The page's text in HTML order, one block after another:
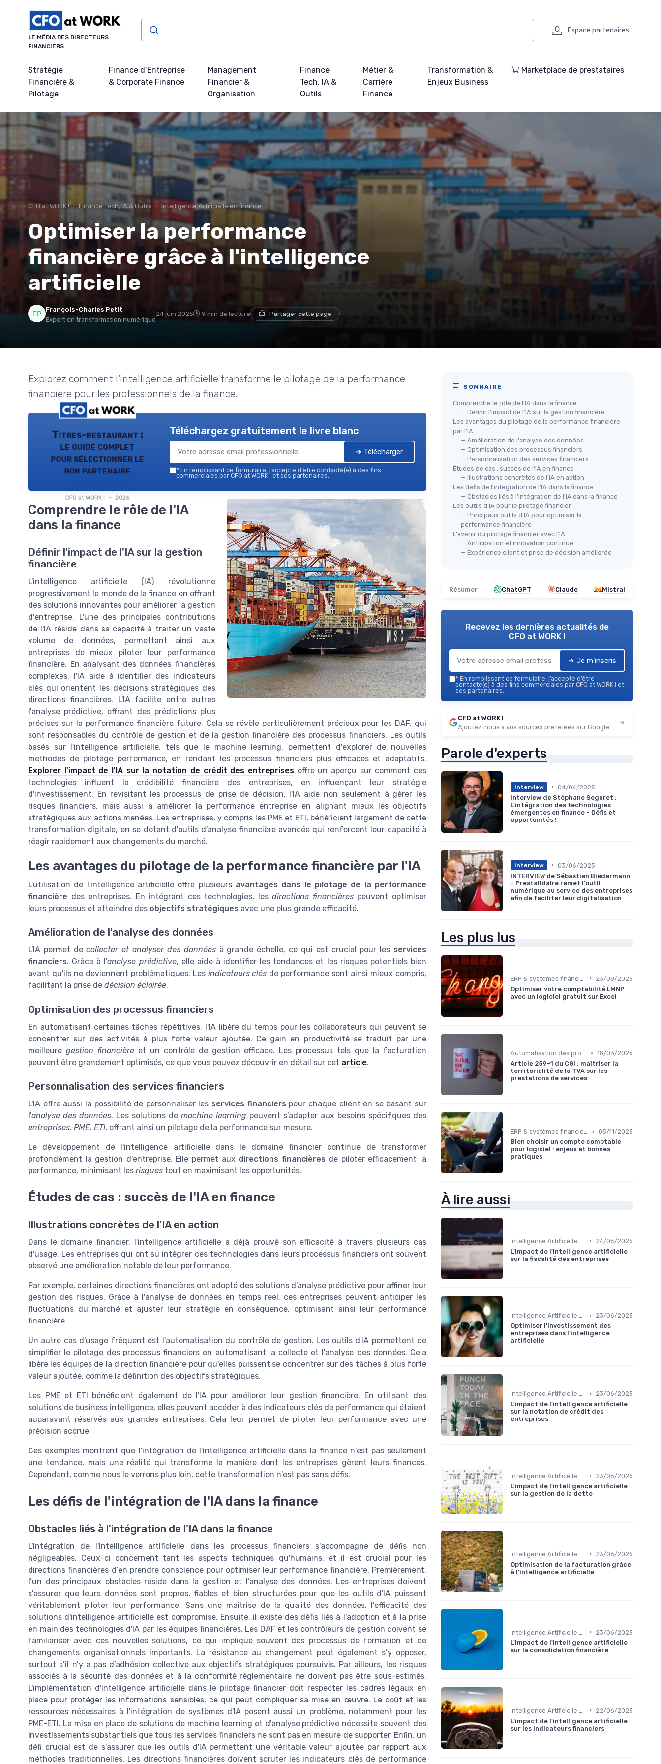
LE MÉDIA DES DIRECTEURS
FINANCIERS
Espace partenaires
Stratégie
Financière &
Pilotage
Finance d’Entreprise
& Corporate Finance
Management
Financier &
Organisation
Finance
Tech, IA &
Outils
Métier &
Carrière
Finance
Transformation &
Enjeux Business
Marketplace de prestataires
CFO at WORK ! Finance Tech, IA & Outils Intelligence Artificielle en finance
Optimiser la performance
financière grâce à l'intelligence
artificielle
François-Charles Petit
Expert en transformation numérique
24 juin 2025 9 min de lecture Partager cette page
Explorez comment l'intelligence artificielle transforme le pilotage de la performance
financière pour les professionnels de la finance.
Titres-restaurant :
le guide complet
pour sélectionner le
bon partenaire
CFO at WORK ! — 2026
Téléchargez gratuitement le livre blanc
➔ Télécharger
* En remplissant ce formulaire, j’accepte d’être contacté(e) à des fins
commerciales par CFO at WORK ! et ses partenaires.
Comprendre le rôle de l'IA
dans la finance
Définir l'impact de l'IA sur la gestion
financière
L'intelligence artificielle (IA) révolutionne
progressivement le monde de la finance en offrant
des solutions innovantes pour améliorer la gestion
d'entreprise. L'une des principales contributions
de l'IA réside dans sa capacité à traiter un vaste
volume de données, permettant ainsi aux
entreprises de mieux piloter leur performance
financière. En analysant des données financières
complexes, l'IA aide à identifier des indicateurs
clés qui orientent les décisions stratégiques des
directions financières. L'IA facilite entre autres
l'analyse prédictive, offrant des prédictions plus
précises sur la performance financière future. Cela se révèle particulièrement précieux pour les DAF, qui
sont responsables du contrôle de gestion et de la gestion financière des processus financiers. Les outils
basés sur l'intelligence artificielle, tels que le machine learning, permettent d'explorer de nouvelles
méthodes de pilotage performance, en rendant les processus financiers plus efficaces et adaptatifs.
Explorer l'impact de l'IA sur la notation de crédit des entreprisesoffre un aperçu sur comment ces
technologies influent la crédibilité financière des entreprises, en influençant leur stratégie
d'investissement. En revisitant les processus de prise de décision, l'IA aide non seulement à gérer les
risques financiers, mais aussi à améliorer la performance entreprise en alignant mieux les objectifs
stratégiques aux actions menées. Les entreprises, y compris les PME et ETI, bénéficient largement de cette
transformation digitale, en se dotant d'outils d'analyse financière avancée qui renforcent leur capacité à
réagir rapidement aux changements du marché.
Les avantages du pilotage de la performance financière par l'IA
L'utilisation de l'intelligence artificielle offre plusieurs avantages dans le pilotage de la performance
financière des entreprises. En intégrant ces technologies, lesdirections financièrespeuvent optimiser
leurs processus et atteindre des objectifs stratégiques avec une plus grande efficacité.
Amélioration de l'analyse des données
L'IA permet decollecter et analyser des donnéesà grande échelle, ce qui est crucial pour les services
financiers. Grâce à l'analyse prédictive, elle aide à identifier les tendances et les risques potentiels bien
avant qu'ils ne deviennent problématiques. Les indicateurs clés de performance sont ainsi mieux compris,
facilitant la prise de décision éclairée.
Optimisation des processus financiers
En automatisant certaines tâches répétitives, l'IA libère du temps pour les collaborateurs qui peuvent se
concentrer sur des activités à plus forte valeur ajoutée. Ce gain en productivité se traduit par une
meilleure gestion financière et un contrôle de gestion efficace. Les processus tels que la facturation
peuvent être grandement optimisés, ce que vous pouvez découvrir en détail sur cet article.
Personnalisation des services financiers
L'IA offre aussi la possibilité de personnaliser les services financiers pour chaque client en se basant sur
l'analyse des données. Les solutions de machine learning peuvent s'adapter aux besoins spécifiques des
entreprises, PME, ETI, offrant ainsi un pilotage de la performance sur mesure.
Le développement de l'intelligence artificielle dans le domaine financier continue de transformer
profondément la gestion d'entreprise. Elle permet aux directions financières de piloter efficacement la
performance, minimisant les risques tout en maximisant les opportunités.
Études de cas : succès de l'IA en finance
Illustrations concrètes de l'IA en action
Dans le domaine financier, l'intelligence artificielle a déjà prouvé son efficacité à travers plusieurs cas
d'usage. Les entreprises qui ont su intégrer ces technologies dans leurs processus financiers ont souvent
observé une amélioration notable de leur performance.
Par exemple, certaines directions financières ont adopté des solutions d'analyse prédictive pour affiner leur
gestion des risques. Grâce à l'analyse de données en temps réel, ces entreprises peuvent anticiper les
fluctuations du marché et ajuster leur stratégie en conséquence, optimisant ainsi leur performance
financière.
Un autre cas d'usage fréquent est l'automatisation du contrôle de gestion. Les outils d'IA permettent de
simplifier le pilotage des processus financiers en automatisant la collecte et l'analyse des données. Cela
libère les équipes de la direction financière pour qu'elles puissent se concentrer sur des tâches à plus forte
valeur ajoutée, comme la définition des objectifs stratégiques.
Les PME et ETI bénéficient également de l'IA pour améliorer leur gestion financière. En utilisant des
solutions de business intelligence, elles peuvent accéder à des indicateurs clés de performance qui étaient
auparavant réservés aux grandes entreprises. Cela leur permet de piloter leur performance avec une
précision accrue.
Ces exemples montrent que l'intégration de l'intelligence artificielle dans la finance n'est pas seulement
une tendance, mais une réalité qui transforme la manière dont les entreprises gèrent leurs finances.
Cependant, comme nous le verrons plus loin, cette transformation n'est pas sans défis.
Les défis de l'intégration de l'IA dans la finance
Obstacles liés à l'intégration de l'IA dans la finance
L'intégration de l'intelligence artificielle dans les processus financiers s'accompagne de défis non
négligeables. Ceux-ci concernent tant les aspects techniques qu'humains, et il est crucial pour les
directions financières d’en prendre conscience pour optimiser leur performance financière. Premièrement,
l’un des principaux obstacles réside dans la gestion et l’analyse des données. Les entreprises doivent
s'assurer que leurs données sont propres, fiables et bien structurées pour que les outils d'IA puissent
véritablement piloter leur performance. Sans une maîtrise de la qualité des données, l'efficacité des
solutions d'intelligence artificielle est compromise. Ensuite, il existe des défis liés à l'adoption et à la prise
en main des technologies d'IA par les équipes financières. Les DAF et les contrôleurs de gestion doivent se
familiariser avec ces nouvelles solutions, ce qui implique souvent des processus de formation et de
changements organisationnels importants. La résistance au changement peut également s’y opposer,
surtout s’il n’y a pas d’adhésion collective aux objectifs stratégiques poursuivis. Par ailleurs, les risques
associés à la sécurité des données et à la conformité réglementaire ne doivent pas être sous-estimés.
L'implémentation d'intelligence artificielle dans le pilotage financier doit respecter les cadres légaux en
place pour protéger les informations sensibles, ce qui peut compliquer sa mise en œuvre. Le coût et les
ressources nécessaires à l'intégration de systèmes d'IA posent aussi un problème, notamment pour les
PME-ETI. La mise en place de solutions de machine learning et d'analyse prédictive nécessite souvent des
investissements substantiels que tous les services financiers ne sont pas en mesure de supporter. Enfin, un
défi crucial est de s'assurer que les outils d'IA permettent une véritable valeur ajoutée par rapport aux
méthodes traditionnelles. Les directions financières doivent scruter les indicateurs clés de performance
SOMMAIRE
Comprendre le rôle de l'IA dans la finance
— Définir l'impact de l'IA sur la gestion financière
Les avantages du pilotage de la performance financière
par l'IA
— Amélioration de l'analyse des données
— Optimisation des processus financiers
— Personnalisation des services financiers
Études de cas : succès de l'IA en finance
— Illustrations concrètes de l'IA en action
Les défis de l'intégration de l'IA dans la finance
— Obstacles liés à l'intégration de l'IA dans la finance
Les outils d'IA pour le pilotage financier
— Principaux outils d'IA pour optimiser la
performance financière
L'avenir du pilotage financier avec l'IA
— Anticipation et innovation continue
— Expérience client et prise de décision améliorée
Résumer ChatGPT Claude Mistral
Recevez les dernières actualités de
CFO at WORK !
➔ Je m'inscris
* En remplissant ce formulaire, j’accepte d’être
contacté(e) à des fins commerciales par CFO at WORK ! et
ses partenaires.
CFO at WORK !
Ajoutez-nous à vos sources préférées sur Google
Parole d'experts
Interview • 04/04/2025
Interview de Stéphane Seguret :
L'intégration des technologies
émergentes en finance - Défis et
opportunités !
Interview • 03/06/2025
INTERVIEW de Sébastien Biedermann
- Prestalidaire remet l'outil
numérique au service des entreprises
afin de faciliter leur digitalisation
Les plus lus
•
23/08/2025
Optimiser votre comptabilité LMNP
avec un logiciel gratuit sur Excel
Automatisation des processus financiers • 18/03/2026
Article 259-1 du CGI : maîtriser la
territorialité de la TVA sur les
prestations de services
ERP & systèmes financiers • 05/11/2025
Bien choisir un compte comptable
pour logiciel : enjeux et bonnes
pratiques
À lire aussi
•
24/06/2025
L'impact de l'intelligence artificielle
sur la fiscalité des entreprises
Intelligence Artificielle en finance •
23/06/2025
Optimiser l'investissement des
entreprises dans l'intelligence
artificielle
Intelligence Artificielle en finance •
23/06/2025
L'impact de l'intelligence artificielle
sur la notation de crédit des
entreprises
•
23/06/2025
L'impact de l'intelligence artificielle
sur la gestion de la dette
•
23/06/2025
Optimisation de la facturation grâce
à l'intelligence artificielle
•
23/06/2025
L'impact de l'intelligence artificielle
sur la consolidation financière
•
22/06/2025
L'impact de l'intelligence artificielle
sur les indicateurs financiers